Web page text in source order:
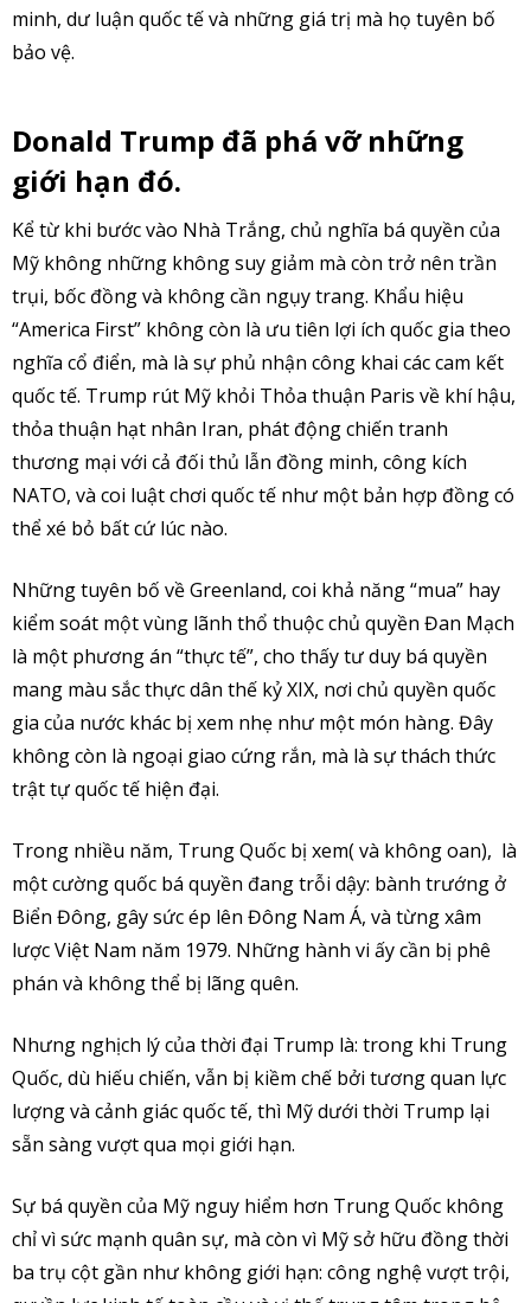
minh, dư luận quốc tế và những giá trị mà họ tuyên bố
bảo vệ.
Donald Trump đã phá vỡ những
giới hạn đó.
Kể từ khi bước vào Nhà Trắng, chủ nghĩa bá quyền của
Mỹ không những không suy giảm mà còn trở nên trần
trụi, bốc đồng và không cần ngụy trang. Khẩu hiệu
“America First” không còn là ưu tiên lợi ích quốc gia theo
nghĩa cổ điển, mà là sự phủ nhận công khai các cam kết
quốc tế. Trump rút Mỹ khỏi Thỏa thuận Paris về khí hậu,
thỏa thuận hạt nhân Iran, phát động chiến tranh
thương mại với cả đối thủ lẫn đồng minh, công kích
NATO, và coi luật chơi quốc tế như một bản hợp đồng có
thể xé bỏ bất cứ lúc nào.
Những tuyên bố về Greenland, coi khả năng “mua” hay
kiểm soát một vùng lãnh thổ thuộc chủ quyền Đan Mạch
là một phương án “thực tế”, cho thấy tư duy bá quyền
mang màu sắc thực dân thế kỷ XIX, nơi chủ quyền quốc
gia của nước khác bị xem nhẹ như một món hàng. Đây
không còn là ngoại giao cứng rắn, mà là sự thách thức
trật tự quốc tế hiện đại.
Trong nhiều năm, Trung Quốc bị xem( và không oan), là
một cường quốc bá quyền đang trỗi dậy: bành trướng ở
Biển Đông, gây sức ép lên Đông Nam Á, và từng xâm
lược Việt Nam năm 1979. Những hành vi ấy cần bị phê
phán và không thể bị lãng quên.
Nhưng nghịch lý của thời đại Trump là: trong khi Trung
Quốc, dù hiếu chiến, vẫn bị kiềm chế bởi tương quan lực
lượng và cảnh giác quốc tế, thì Mỹ dưới thời Trump lại
sẵn sàng vượt qua mọi giới hạn.
Sự bá quyền của Mỹ nguy hiểm hơn Trung Quốc không
chỉ vì sức mạnh quân sự, mà còn vì Mỹ sở hữu đồng thời
ba trụ cột gần như không giới hạn: công nghệ vượt trội,